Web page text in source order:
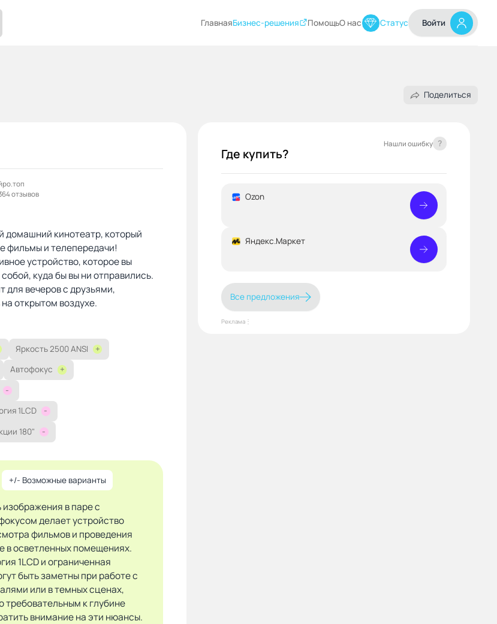
ГлавнаяБизнес-решения ПомощьО нас Статус Войти
Поделиться
отзывов
домашний кинотеатр, который
фильмы и телепередачи!
устройство, которое вы
куда бы вы ни отправились.
для вечеров с друзьями,
открытом воздухе.
Яркость 2500 ANSI
+
Автофокус
+
-
1LCD
-
180"
-
+/- Возможные варианты
изображения в паре с
делает устройство
фильмов и проведения
в осветленных помещениях.
1LCD и ограниченная
быть заметны при работе с
или в темных сценах,
требовательным к глубине
внимание на эти нюансы.
Где купить?
Нашли ошибку ?
Ozon
Яндекс.Маркет
Все предложения
Реклама⋮